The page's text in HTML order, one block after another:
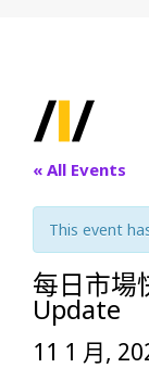
« All Events
This event
每日市場
Update
11 1 月,